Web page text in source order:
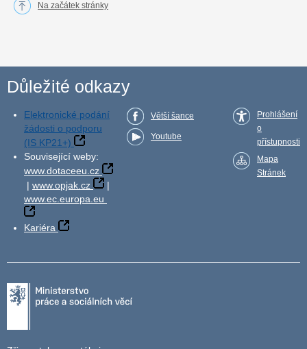
Na začátek stránky
Důležité odkazy
Elektronické podání
žádosti o podporu
(IS KP21+)
Související weby:
www.dotaceeu.cz
| www.opjak.cz
|
www.ec.europa.eu
Kariéra
Větší šance
Youtube
Prohlášení
o
přístupnosti
Mapa
Stránek